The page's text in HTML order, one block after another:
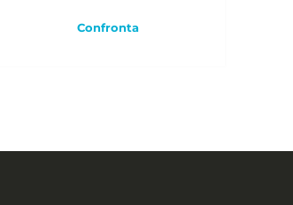
Confronta